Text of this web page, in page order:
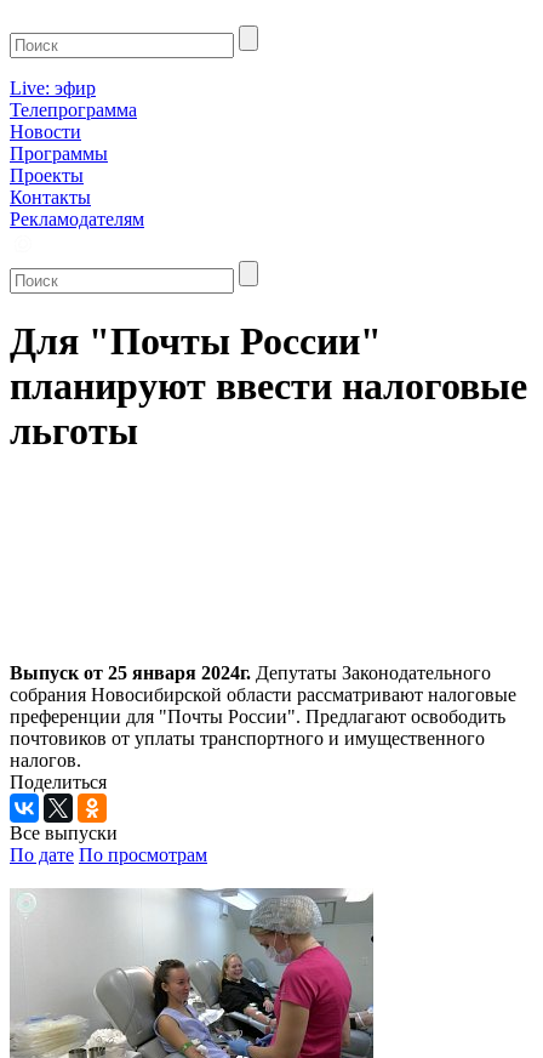
Live: эфир
Телепрограмма
Новости
Программы
Проекты
Контакты
Рекламодателям
Для "Почты России"
планируют ввести налоговые
льготы
Выпуск от 25 января 2024г. Депутаты Законодательного
собрания Новосибирской области рассматривают налоговые
преференции для "Почты России". Предлагают освободить
почтовиков от уплаты транспортного и имущественного
налогов.
Поделиться
Все выпуски
По дате По просмотрам